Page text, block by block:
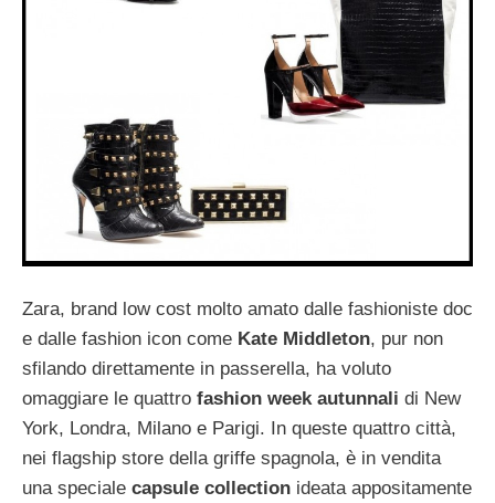
Zara, brand low cost molto amato dalle fashioniste doc
e dalle fashion icon come Kate Middleton, pur non
sfilando direttamente in passerella, ha voluto
omaggiare le quattro fashion week autunnali di New
York, Londra, Milano e Parigi. In queste quattro città,
nei flagship store della griffe spagnola, è in vendita
una speciale capsule collection ideata appositamente